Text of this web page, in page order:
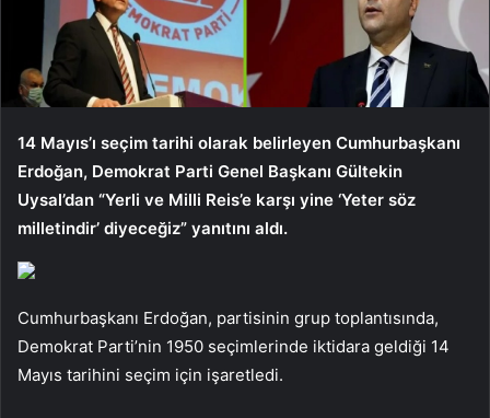
14 Mayıs’ı seçim tarihi olarak belirleyen Cumhurbaşkanı
Erdoğan, Demokrat Parti Genel Başkanı Gültekin
Uysal’dan “Yerli ve Milli Reis’e karşı yine ‘Yeter söz
milletindir’ diyeceğiz” yanıtını aldı.
Cumhurbaşkanı Erdoğan, partisinin grup toplantısında,
Demokrat Parti’nin 1950 seçimlerinde iktidara geldiği 14
Mayıs tarihini seçim için işaretledi.